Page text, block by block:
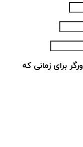
برای زمانی که